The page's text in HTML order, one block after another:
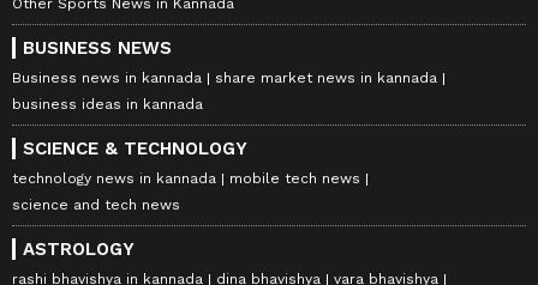
BUSINESS NEWS
Business news in kannada
share market news in kannada
business ideas in kannada
SCIENCE & TECHNOLOGY
technology news in kannada
mobile tech news
science and tech news
ASTROLOGY
rashi bhavishya in kannada dina bhavishya
vara bhavishya